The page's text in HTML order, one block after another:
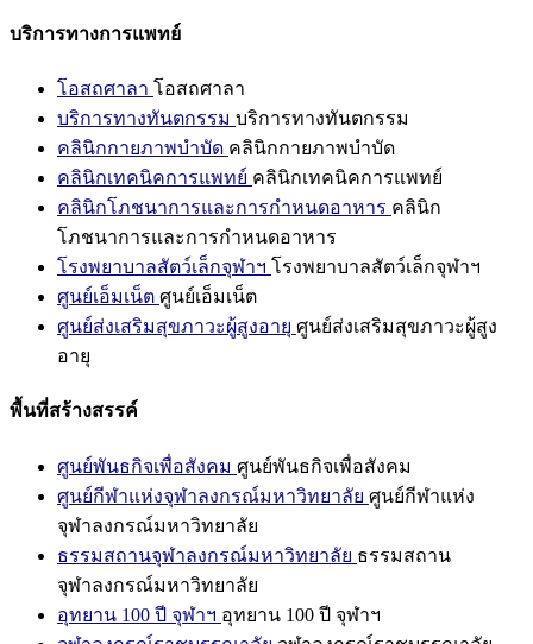
บริการทางการแพทย์
โอสถศาลา โอสถศาลา
บริการทางทันตกรรม บริการทางทันตกรรม
คลินิกกายภาพบำบัด คลินิกกายภาพบำบัด
คลินิกเทคนิคการแพทย์ คลินิกเทคนิคการแพทย์
คลินิกโภชนาการและการกำหนดอาหาร คลินิก
โภชนาการและการกำหนดอาหาร
โรงพยาบาลสัตว์เล็กจุฬาฯ โรงพยาบาลสัตว์เล็กจุฬาฯ
ศูนย์เอ็มเน็ต ศูนย์เอ็มเน็ต
ศูนย์ส่งเสริมสุขภาวะผู้สูงอายุ ศูนย์ส่งเสริมสุขภาวะผู้สูง
อายุ
พื้นที่สร้างสรรค์
ศูนย์พันธกิจเพื่อสังคม ศูนย์พันธกิจเพื่อสังคม
ศูนย์กีฬาแห่งจุฬาลงกรณ์มหาวิทยาลัย ศูนย์กีฬาแห่ง
จุฬาลงกรณ์มหาวิทยาลัย
ธรรมสถานจุฬาลงกรณ์มหาวิทยาลัย ธรรมสถาน
จุฬาลงกรณ์มหาวิทยาลัย
อุทยาน 100 ปี จุฬาฯ อุทยาน 100 ปี จุฬาฯ